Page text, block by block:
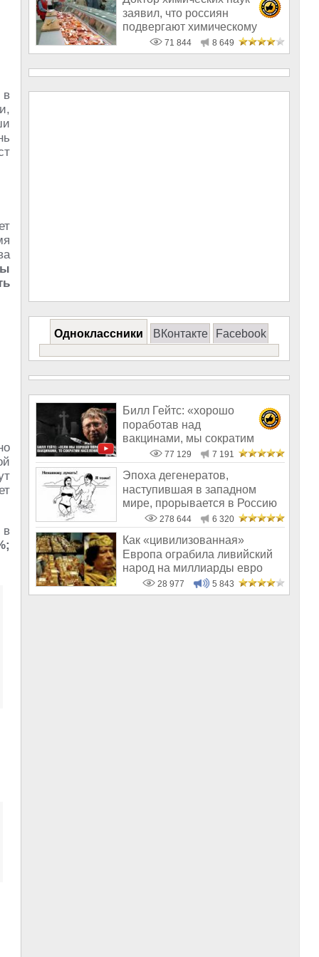
в
в
заявил, что россиян
подвергают химическому
геноциду71 844 8 649
Одноклассники ВКонтакте Facebook
Билл Гейтс: «хорошо
поработав над
вакцинами, мы сократим
население на 10-15%»
77 129 7 191
Эпоха дегенератов,
наступившая в западном
мире, прорывается в Россию
278 644 6 320
Как «цивилизованная»
Европа ограбила ливийский
народ на миллиарды евро
28 977 5 843